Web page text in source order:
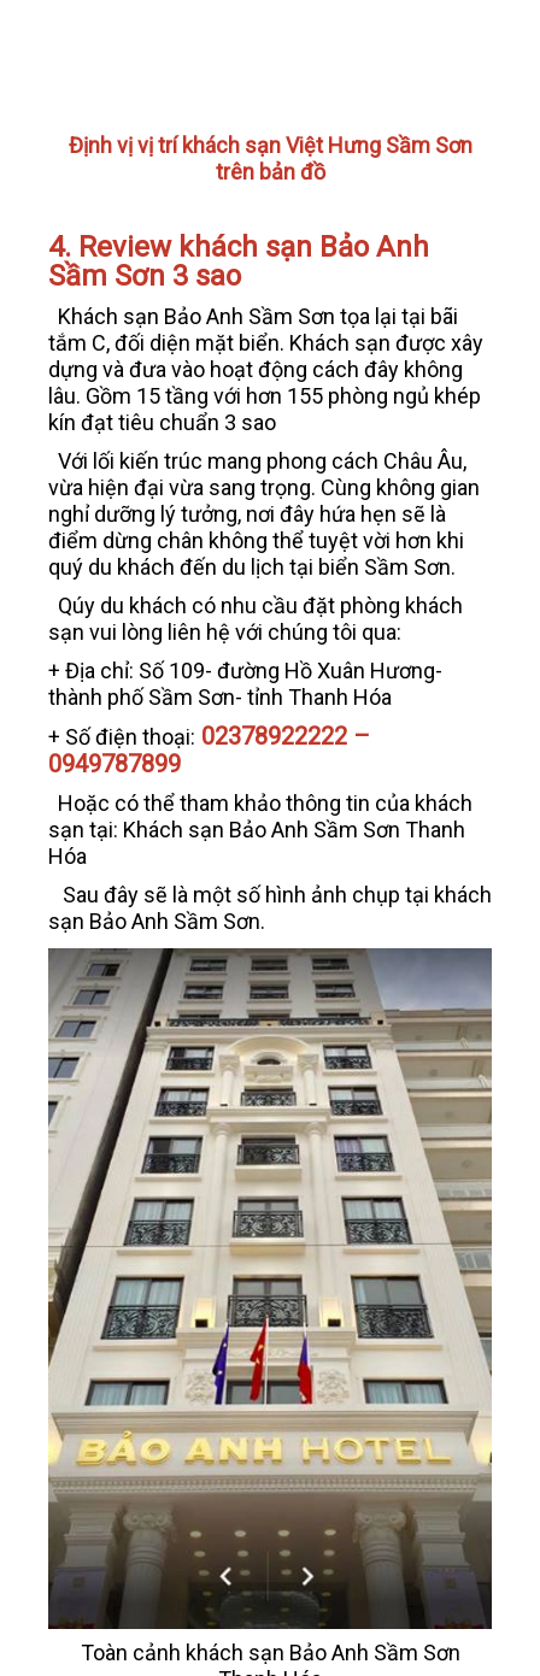
Định vị vị trí khách sạn Việt Hưng Sầm Sơn
trên bản đồ
4. Review khách sạn Bảo Anh
Sầm Sơn 3 sao
Khách sạn Bảo Anh Sầm Sơn tọa lại tại bãi
tắm C, đối diện mặt biển. Khách sạn được xây
dựng và đưa vào hoạt động cách đây không
lâu. Gồm 15 tầng với hơn 155 phòng ngủ khép
kín đạt tiêu chuẩn 3 sao
Với lối kiến trúc mang phong cách Châu Âu,
vừa hiện đại vừa sang trọng. Cùng không gian
nghỉ dưỡng lý tưởng, nơi đây hứa hẹn sẽ là
điểm dừng chân không thể tuyệt vời hơn khi
quý du khách đến du lịch tại biển Sầm Sơn.
Qúy du khách có nhu cầu đặt phòng khách
sạn vui lòng liên hệ với chúng tôi qua:
+ Địa chỉ: Số 109- đường Hồ Xuân Hương-
thành phố Sầm Sơn- tỉnh Thanh Hóa
+ Số điện thoại: 02378922222 –
0949787899
Hoặc có thể tham khảo thông tin của khách
sạn tại: Khách sạn Bảo Anh Sầm Sơn Thanh
Hóa
Sau đây sẽ là một số hình ảnh chụp tại khách
sạn Bảo Anh Sầm Sơn.
Toàn cảnh khách sạn Bảo Anh Sầm Sơn